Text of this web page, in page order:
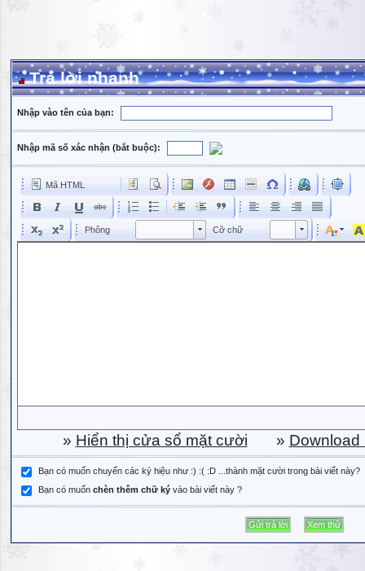
Trả lời nhanh
Nhập vào tên của bạn:
Nhập mã số xác nhận (bắt buộc):
Mã HTML
Phông Phông Cỡ chữ Kích cỡ phông
» Hiển thị cửa sổ mặt cười » Download
Bạn có muốn chuyển các ký hiệu như :) :( :D ...thành mặt cười trong bài viết này?
Bạn có muốn chèn thêm chữ ký vào bài viết này ?